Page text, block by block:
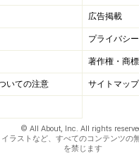
広告掲載
プライバシ
著作権・商
いての注意 サイトマップ
© All About, Inc. All rights
ラストなど、すべてのコンテンツの
を禁じます